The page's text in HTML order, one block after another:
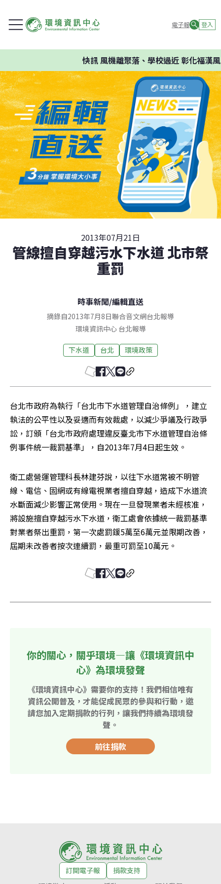
電子報 登入
快訊風機離聚落、學校過近 彰化福漢風
2013年07月21日
管線擅自穿越污水下水道 北市祭
重罰
時事新聞/編輯直送
摘錄自2013年7月8日聯合音文網台北報導
環境資訊中心 台北報導
下水道 台北 環境政策
台北市政府為執行「台北市下水道管理自治條例」，建立
執法的公平性以及妥適而有效裁處，以減少爭議及行政爭
訟，訂頒「台北市政府處理違反臺北市下水道管理自治條
例事件統一裁罰基準」，自2013年7月4日起生效。
衛工處營運管理科長林建芬說，以往下水道常被不明管
線、電信、固網或有線電視業者擅自穿越，造成下水道流
水斷面減少影響正常使用。現在一旦發現業者未經核准，
將設施擅自穿越污水下水道，衛工處會依據統一裁罰基準
對業者祭出重罰，第一次處罰鍰5萬至6萬元並限期改善，
屆期未改善者按次連續罰，最重可罰至10萬元。
你的關心，關乎環境—讓《環境資訊中
心》為環境發聲
《環境資訊中心》需要你的支持！我們相信唯有
資訊公開普及，才能促成民眾的參與和行動，邀
請您加入定期捐款的行列，讓我們持續為環境發
聲。
前往捐款
訂閱電子報
捐款支持